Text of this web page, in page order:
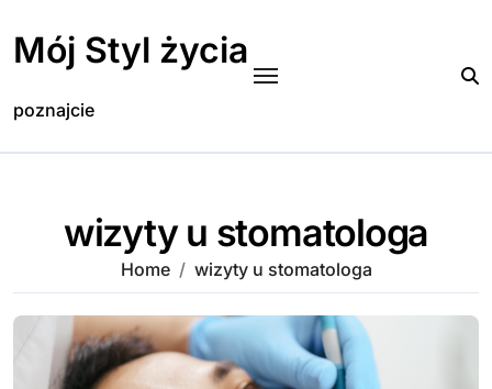
content
Mój Styl życia
poznajcie
wizyty u stomatologa
Home wizyty u stomatologa